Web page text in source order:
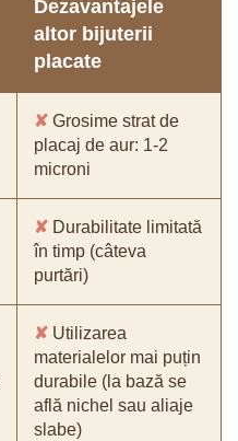
Dezavantajele
altor bijuterii
placate
✘ Grosime strat de
placaj de aur: 1-2
microni
✘ Durabilitate limitată
în timp (câteva
purtări)
✘ Utilizarea
materialelor mai puțin
durabile (la bază se
află nichel sau aliaje
slabe)